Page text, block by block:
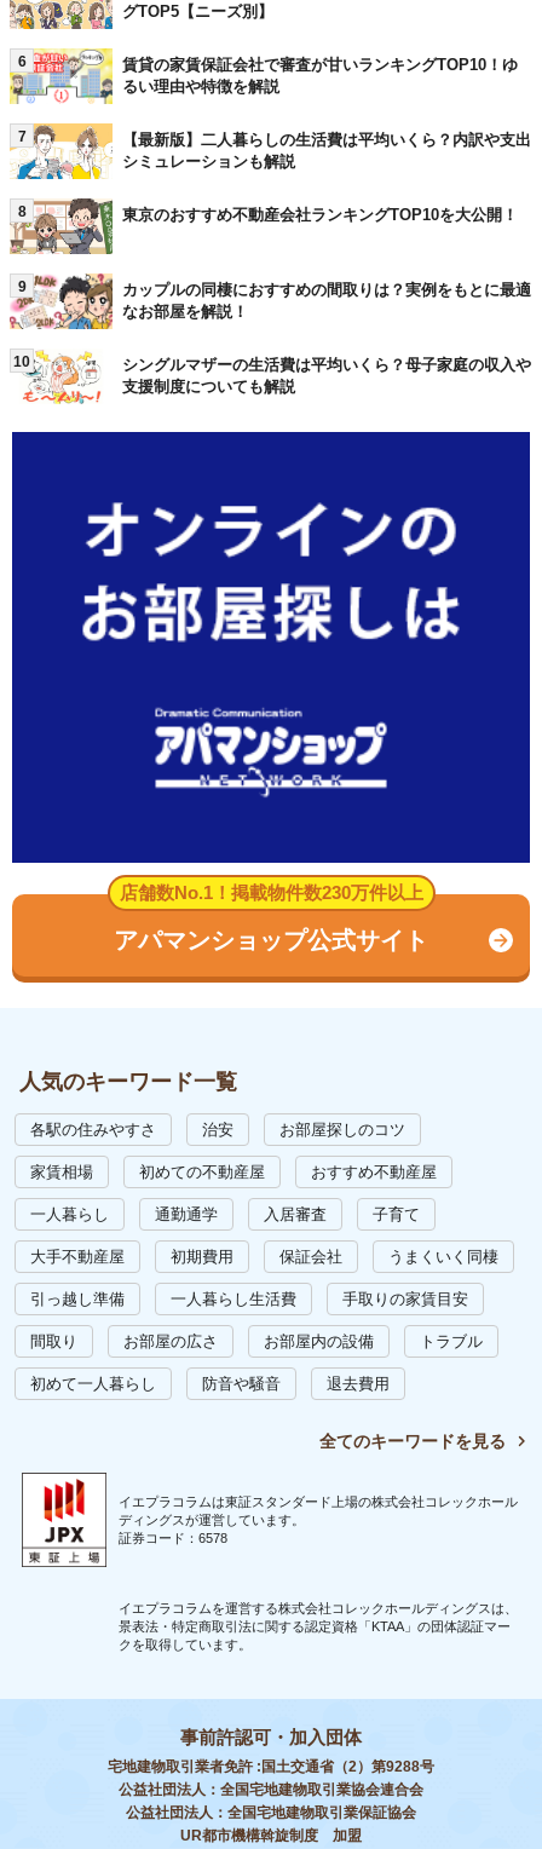
グTOP5【ニーズ別】
6
賃貸の家賃保証会社で審査が甘いランキングTOP10！ゆ
るい理由や特徴を解説
7
【最新版】二人暮らしの生活費は平均いくら？内訳や支出
シミュレーションも解説
8 東京のおすすめ不動産会社ランキングTOP10を大公開！
9
カップルの同棲におすすめの間取りは？実例をもとに最適
なお部屋を解説！
10
シングルマザーの生活費は平均いくら？母子家庭の収入や
支援制度についても解説
店舗数No.1！掲載物件数230万件以上
アパマンショップ公式サイト
人気のキーワード一覧
各駅の住みやすさ 治安 お部屋探しのコツ
家賃相場 初めての不動産屋 おすすめ不動産屋
一人暮らし 通勤通学 入居審査 子育て
大手不動産屋 初期費用 保証会社 うまくいく同棲
引っ越し準備 一人暮らし生活費 手取りの家賃目安
間取り お部屋の広さ お部屋内の設備 トラブル
初めて一人暮らし 防音や騒音 退去費用
全てのキーワードを見る
イエプラコラムは東証スタンダード上場の株式会社コレックホール
ディングスが運営しています。
証券コード：6578
イエプラコラムを運営する株式会社コレックホールディングスは、
景表法・特定商取引法に関する認定資格「KTAA」の団体認証マー
クを取得しています。
事前許認可・加入団体
宅地建物取引業者免許 :国土交通省（2）第9288号
公益社団法人：全国宅地建物取引業協会連合会
公益社団法人：全国宅地建物取引業保証協会
UR都市機構斡旋制度 加盟